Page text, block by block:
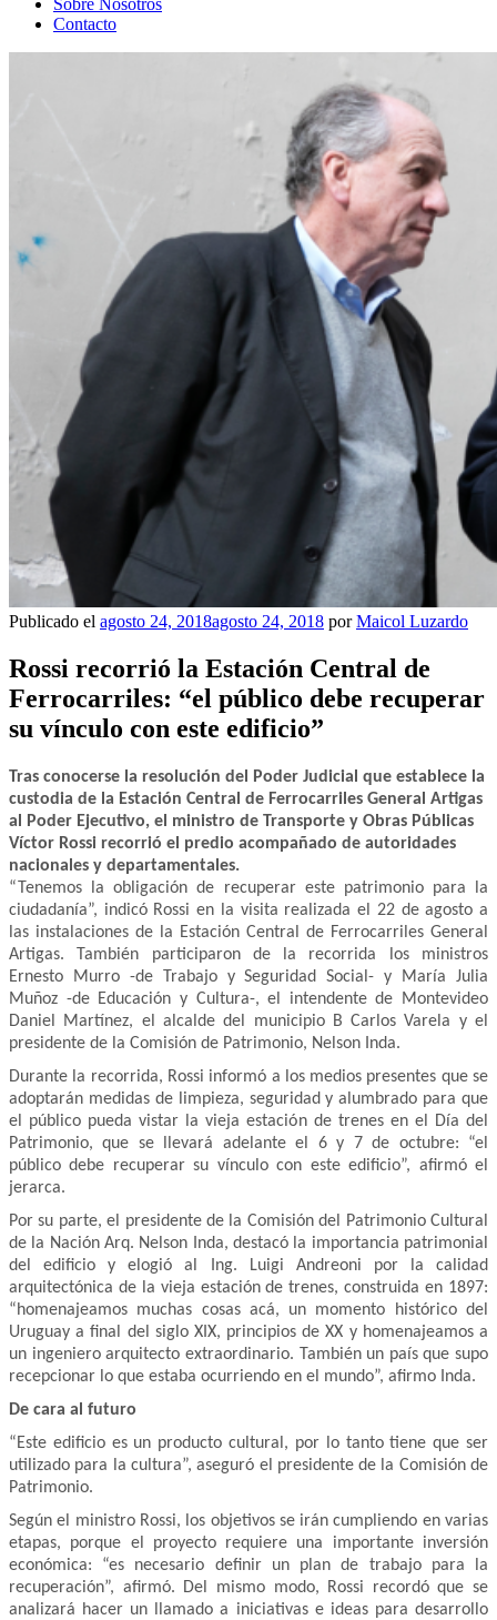
Sobre Nosotros
Contacto
Publicado el agosto 24, 2018agosto 24, 2018 porMaicol Luzardo
Rossi recorrió la Estación Central de
Ferrocarriles: “el público debe recuperar
su vínculo con este edificio”
Tras conocerse la resolución del Poder Judicial que establece la
custodia de la Estación Central de Ferrocarriles General Artigas
al Poder Ejecutivo, el ministro de Transporte y Obras Públicas
Víctor Rossi recorrió el predio acompañado de autoridades
nacionales y departamentales.
“Tenemos la obligación de recuperar este patrimonio para la
ciudadanía”, indicó Rossi en la visita realizada el 22 de agosto a
las instalaciones de la Estación Central de Ferrocarriles General
Artigas. También participaron de la recorrida los ministros
Ernesto Murro -de Trabajo y Seguridad Social- y María Julia
Muñoz -de Educación y Cultura-, el intendente de Montevideo
Daniel Martínez, el alcalde del municipio B Carlos Varela y el
presidente de la Comisión de Patrimonio, Nelson Inda.
Durante la recorrida, Rossi informó a los medios presentes que se
adoptarán medidas de limpieza, seguridad y alumbrado para que
el público pueda vistar la vieja estación de trenes en el Día del
Patrimonio, que se llevará adelante el 6 y 7 de octubre: “el
público debe recuperar su vínculo con este edificio”, afirmó el
jerarca.
Por su parte, el presidente de la Comisión del Patrimonio Cultural
de la Nación Arq. Nelson Inda, destacó la importancia patrimonial
del edificio y elogió al Ing. Luigi Andreoni por la calidad
arquitectónica de la vieja estación de trenes, construida en 1897:
“homenajeamos muchas cosas acá, un momento histórico del
Uruguay a final del siglo XIX, principios de XX y homenajeamos a
un ingeniero arquitecto extraordinario. También un país que supo
recepcionar lo que estaba ocurriendo en el mundo”, afirmo Inda.
De cara al futuro
“Este edificio es un producto cultural, por lo tanto tiene que ser
utilizado para la cultura”, aseguró el presidente de la Comisión de
Patrimonio.
Según el ministro Rossi, los objetivos se irán cumpliendo en varias
etapas, porque el proyecto requiere una importante inversión
económica: “es necesario definir un plan de trabajo para la
recuperación”, afirmó. Del mismo modo, Rossi recordó que se
analizará hacer un llamado a iniciativas e ideas para desarrollo